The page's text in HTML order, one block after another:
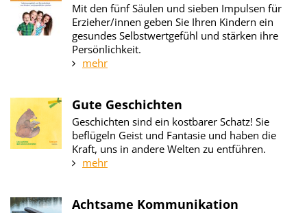
Mit den fünf Säulen und sieben Impulsen für
Erzieher/innen geben Sie Ihren Kindern ein
gesundes Selbstwertgefühl und stärken ihre
Persönlichkeit.
mehr
Gute Geschichten
Geschichten sind ein kostbarer Schatz! Sie
beflügeln Geist und Fantasie und haben die
Kraft, uns in andere Welten zu entführen.
mehr
Achtsame Kommunikation